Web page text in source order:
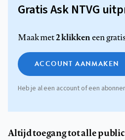
Gratis Ask NTVG
Maak met2 klikkeneen
ACCOUNT AANMAKEN
Heb je al een account of een
Altijd toegang tot alle